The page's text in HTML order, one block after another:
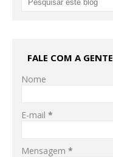
FALE COM A GENTE
Nome
E-mail *
Mensagem *